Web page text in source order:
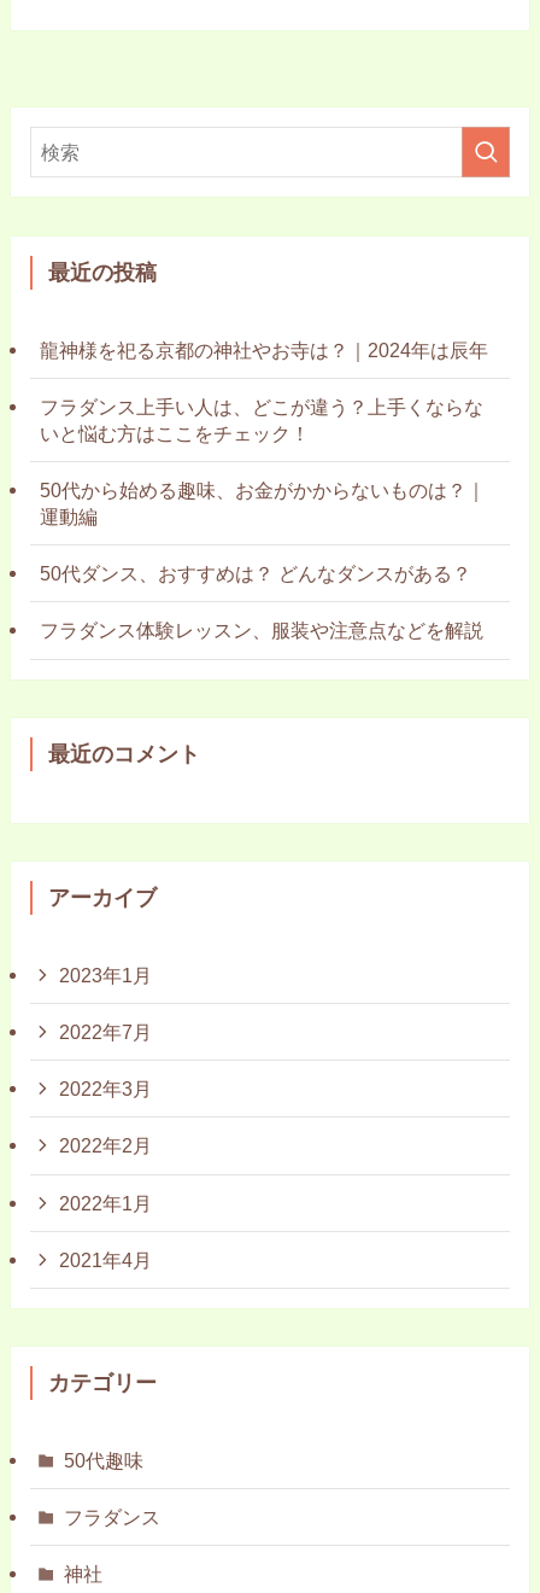
最近の投稿
龍神様を祀る京都の神社やお寺は？｜2024年は辰年
フラダンス上手い人は、どこが違う？上手くならな
いと悩む方はここをチェック！
50代から始める趣味、お金がかからないものは？｜
運動編
50代ダンス、おすすめは？ どんなダンスがある？
フラダンス体験レッスン、服装や注意点などを解説
最近のコメント
アーカイブ
2023年1月
2022年7月
2022年3月
2022年2月
2022年1月
2021年4月
カテゴリー
50代趣味
フラダンス
神社